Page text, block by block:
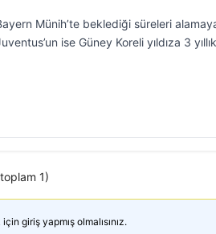
Münih’te beklediği süreleri
ise Güney Koreli yıldıza 3
1)
giriş yapmış olmalısınız.